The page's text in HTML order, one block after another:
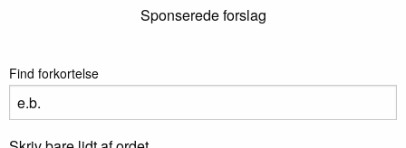
Sponserede forslag
Find forkortelse